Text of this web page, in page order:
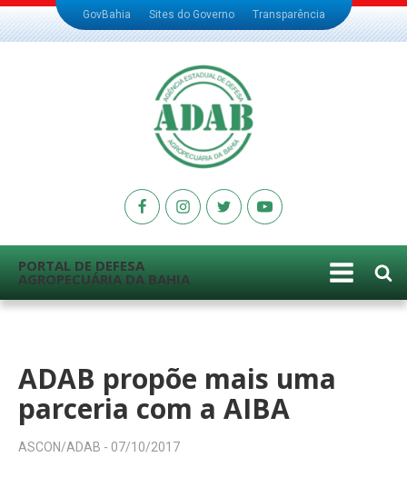
GovBahia Sites do Governo Transparência
PORTAL DE DEFESA
AGROPECUÁRIA DA BAHIA
ADAB propõe mais uma
parceria com a AIBA
ASCON/ADAB - 07/10/2017